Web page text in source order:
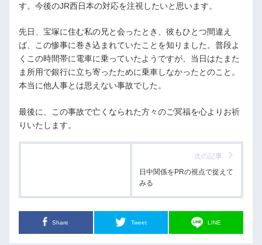
す。今後のJR西日本の対応を注視したいと思います。
先日、宝塚に住む私の兄と会ったとき、彼もひとつ間違え
ば、この惨事に巻き込まれていたことを知りました。普段よ
くこの時間帯に電車に乗っていたようですが、当日はたまた
ま所用で銀行に立ち寄ったために乗車しなかったとのこと。
本当に他人事とは思えない事故でした。
最後に、この事故で亡くなられた方々のご冥福を心よりお祈
りいたします。
次の記事
日中関係をPRの視点で捉えて
みる
Share Tweet LINE